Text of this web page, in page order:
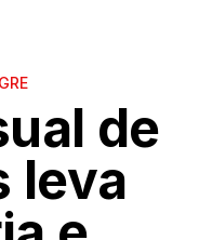
de
leva